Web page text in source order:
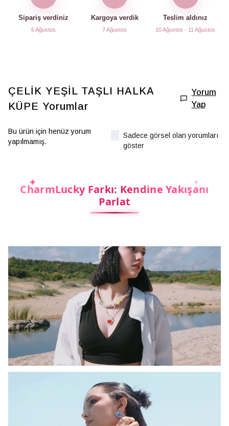
Sipariş verdiniz
6 Ağustos
Kargoya verdik
7 Ağustos
Teslim aldınız
10 Ağustos - 11 Ağustos
ÇELİK YEŞİL TAŞLI HALKA
KÜPE Yorumlar
Yorum
Yap
Bu ürün için henüz yorum
yapılmamış.
Sadece görsel olan yorumları
göster
CharmLucky Farkı: Kendine Yakışanı
Parlat